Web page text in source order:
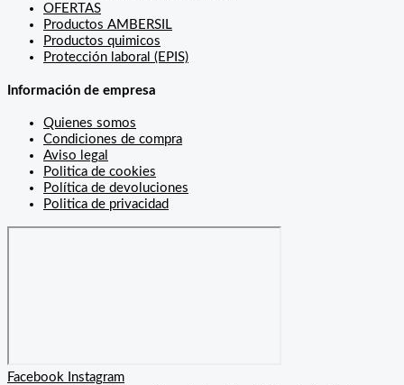
OFERTAS
Productos AMBERSIL
Productos quimicos
Protección laboral (EPIS)
Información de empresa
Quienes somos
Condiciones de compra
Aviso legal
Politica de cookies
Política de devoluciones
Politica de privacidad
Facebook
Instagram